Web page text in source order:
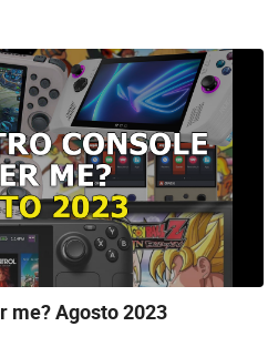
me?Agosto 2023